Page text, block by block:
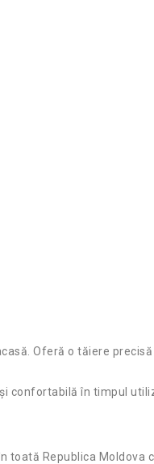
Oferă o tăiere
confortabilă în timpul
toată Republica Moldova